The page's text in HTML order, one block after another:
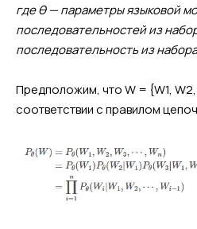
где θ — параметры языковой
последовательностей из
последовательность из
Предположим, что W = {W1,
соответствии с правилом